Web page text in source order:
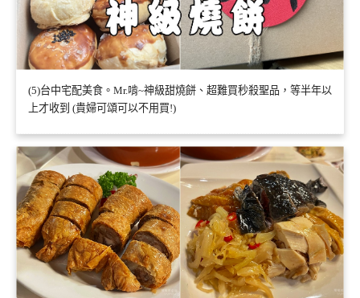
(5)台中宅配美食。Mr.啃~神級甜燒餅、超難買秒殺聖品，等半年以
上才收到 (貴婦可頌可以不用買!)